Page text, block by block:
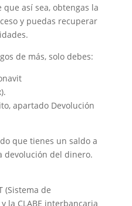
así sea, obtengas la
y puedas recuperar
de más, solo debes:
apartado Devolución
que tienes un saldo a
devolución del dinero.
(Sistema de
la CLABE interbancaria